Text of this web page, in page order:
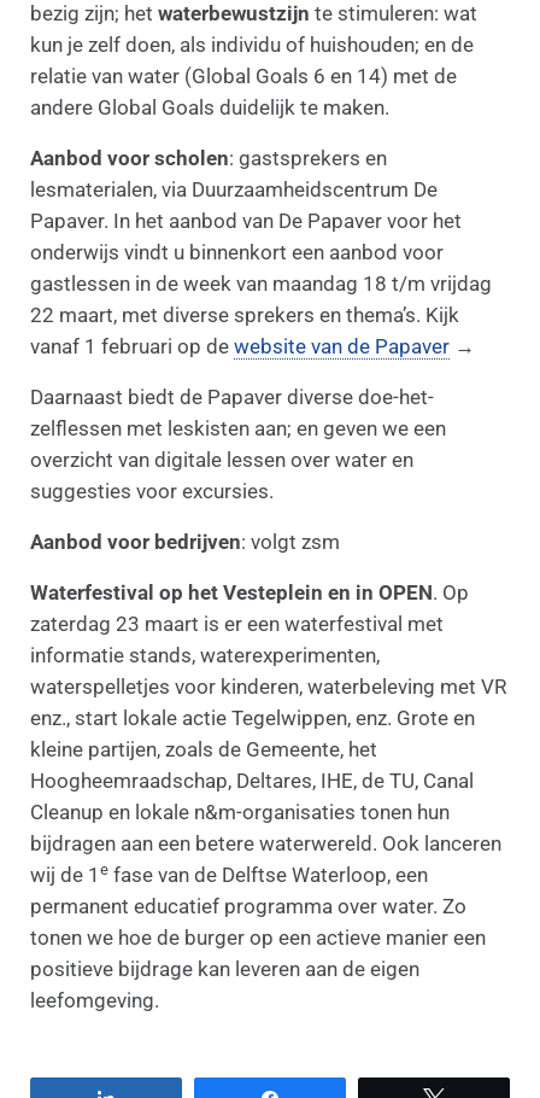
bezig zijn; het waterbewustzijn te stimuleren: wat
kun je zelf doen, als individu of huishouden; en de
relatie van water (Global Goals 6 en 14) met de
andere Global Goals duidelijk te maken.
Aanbod voor scholen: gastsprekers en
lesmaterialen, via Duurzaamheidscentrum De
Papaver. In het aanbod van De Papaver voor het
onderwijs vindt u binnenkort een aanbod voor
gastlessen in de week van maandag 18 t/m vrijdag
22 maart, met diverse sprekers en thema’s. Kijk
vanaf 1 februari op de website van de Papaver→
Daarnaast biedt de Papaver diverse doe-het-
zelflessen met leskisten aan; en geven we een
overzicht van digitale lessen over water en
suggesties voor excursies.
Aanbod voor bedrijven: volgt zsm
Waterfestival op het Vesteplein en in OPEN. Op
zaterdag 23 maart is er een waterfestival met
informatie stands, waterexperimenten,
waterspelletjes voor kinderen, waterbeleving met VR
enz., start lokale actie Tegelwippen, enz. Grote en
kleine partijen, zoals de Gemeente, het
Hoogheemraadschap, Deltares, IHE, de TU, Canal
Cleanup en lokale n&m-organisaties tonen hun
bijdragen aan een betere waterwereld. Ook lanceren
wij de 1 efase van de Delftse Waterloop, een
permanent educatief programma over water. Zo
tonen we hoe de burger op een actieve manier een
positieve bijdrage kan leveren aan de eigen
leefomgeving.